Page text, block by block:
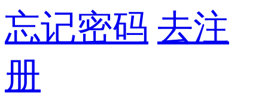
忘记密码 去注
册